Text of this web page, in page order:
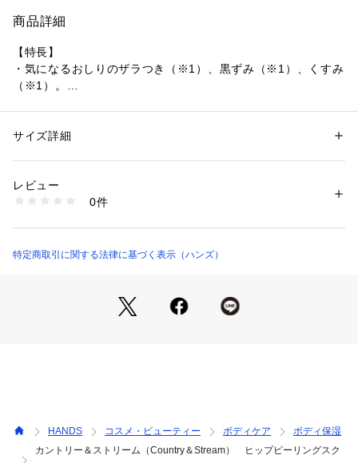
商品詳細
【特長】
・気になるおしりのザラつき（※1）、黒ずみ（※1）、くすみ
（※1）。
クラブ。
※3　洗浄による
サージしてください。おしりと太ももの間、もも裏も忘れず
ロとした固まりに変わったら、十分に洗い流してください。
・さっと水気を払った程度の濡れた肌での使用がお勧めです。
（C10－30））クロスポリマー、ジココジモニウムクロリド、
ステアルトリモニウムブロミド、モモ核、モモ葉エキス、ダイ
性別：レディース
商品番号：
4901008613338 （ショップ）
サイズ詳細
レビュー
0件
特定商取引に関する法律に基づく表示（ハンズ）
HANDS コスメ・ビューティー ボディケア
ボディ保湿
カントリー＆ストリーム（Country＆Stream） ヒップピーリングスク